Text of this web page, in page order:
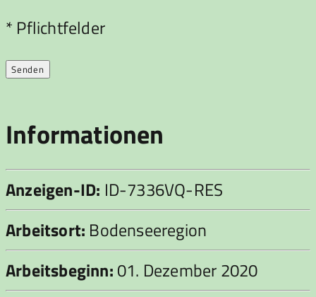
Bitte lasse dieses Feld leer.
* Pflichtfelder
Informationen
Anzeigen-ID: ID-7336VQ-RES
Arbeitsort: Bodenseeregion
Arbeitsbeginn:01. Dezember 2020